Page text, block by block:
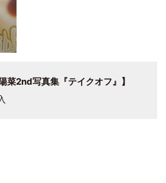
菜2nd写真集『テイクオフ』】